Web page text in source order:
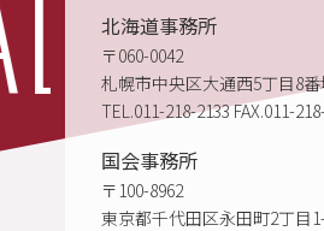
北海道事務所
〒060-0042
札幌市中央区大通西5丁目8
TEL.011-218-2133 FAX.011-
国会事務所
〒100-8962
東京都千代田区永田町2丁目